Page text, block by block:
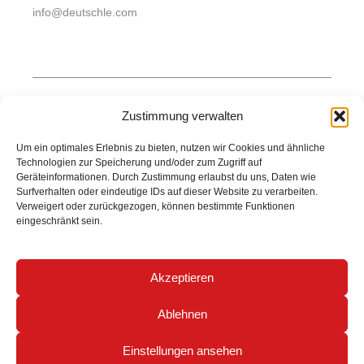
Zustimmung verwalten
Um ein optimales Erlebnis zu bieten, nutzen wir Cookies und ähnliche
Technologien zur Speicherung und/oder zum Zugriff auf
Geräteinformationen. Durch Zustimmung erlaubst du uns, Daten wie
Surfverhalten oder eindeutige IDs auf dieser Website zu verarbeiten.
Verweigert oder zurückgezogen, können bestimmte Funktionen
eingeschränkt sein.
Akzeptieren
Ablehnen
Einstellungen ansehen
info@deutschle.com
Wasserbau
Garten- und Landschaftsbau
Unternehmen
Über uns
Kontakt
Karriere